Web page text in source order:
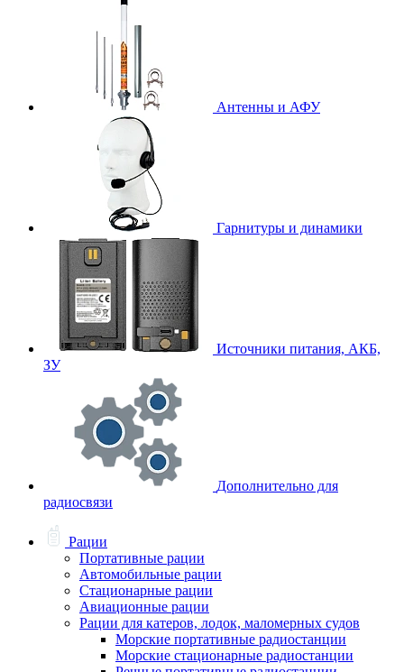
Антенны и АФУ
Гарнитуры и динамики
Источники питания, АКБ,
ЗУ
Дополнительно для
радиосвязи
Рации
Портативные рации
Автомобильные рации
Стационарные рации
Авиационные рации
Рации для катеров, лодок, маломерных судов
Морские портативные радиостанции
Морские стационарные радиостанции